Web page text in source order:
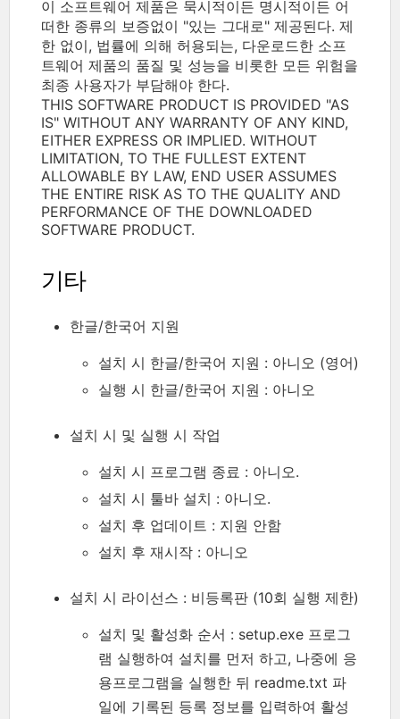
이 소프트웨어 제품은 묵시적이든 명시적이든 어
떠한 종류의 보증없이 "있는 그대로" 제공된다. 제
한 없이, 법률에 의해 허용되는, 다운로드한 소프
트웨어 제품의 품질 및 성능을 비롯한 모든 위험을
최종 사용자가 부담해야 한다.
THIS SOFTWARE PRODUCT IS PROVIDED "AS
IS" WITHOUT ANY WARRANTY OF ANY KIND,
EITHER EXPRESS OR IMPLIED. WITHOUT
LIMITATION, TO THE FULLEST EXTENT
ALLOWABLE BY LAW, END USER ASSUMES
THE ENTIRE RISK AS TO THE QUALITY AND
PERFORMANCE OF THE DOWNLOADED
SOFTWARE PRODUCT.
기타
한글/한국어 지원
설치 시 한글/한국어 지원 : 아니오 (영어)
실행 시 한글/한국어 지원 : 아니오
설치 시 및 실행 시 작업
설치 시 프로그램 종료 : 아니오.
설치 시 툴바 설치 : 아니오.
설치 후 업데이트 : 지원 안함
설치 후 재시작 : 아니오
설치 시 라이선스 : 비등록판 (10회 실행 제한)
설치 및 활성화 순서 : setup.exe 프로그
램 실행하여 설치를 먼저 하고, 나중에 응
용프로그램을 실행한 뒤 readme.txt 파
일에 기록된 등록 정보를 입력하여 활성